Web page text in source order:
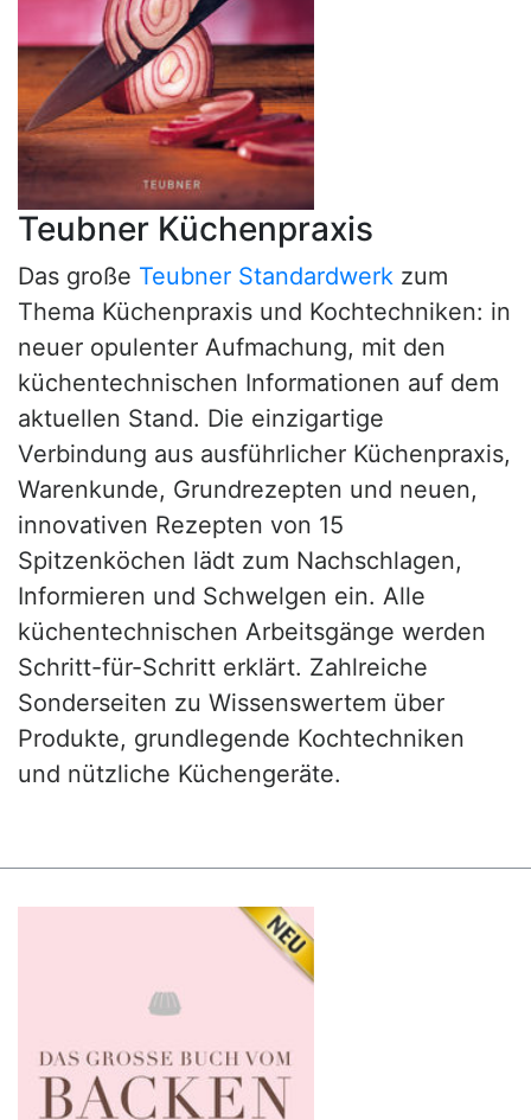
Teubner Küchenpraxis
Das große Teubner Standardwerk zum
Thema Küchenpraxis und Kochtechniken: in
neuer opulenter Aufmachung, mit den
küchentechnischen Informationen auf dem
aktuellen Stand. Die einzigartige
Verbindung aus ausführlicher Küchenpraxis,
Warenkunde, Grundrezepten und neuen,
innovativen Rezepten von 15
Spitzenköchen lädt zum Nachschlagen,
Informieren und Schwelgen ein. Alle
küchentechnischen Arbeitsgänge werden
Schritt-für-Schritt erklärt. Zahlreiche
Sonderseiten zu Wissenswertem über
Produkte, grundlegende Kochtechniken
und nützliche Küchengeräte.